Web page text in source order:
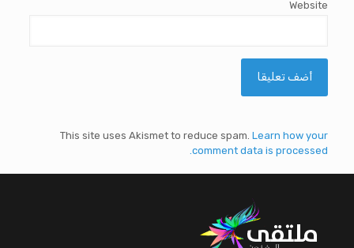
Website
This site uses Akismet to reduce spam. Learn how your
comment data is processed.